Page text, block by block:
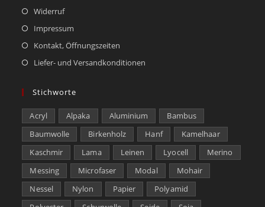
Widerruf
Impressum
Kontakt, Öffnungszeiten
Liefer- und Versandkonditionen
Stichworte
Acryl Alpaka Aluminium
Bambus
Baumwolle
Birkenholz Hanf
Kamelhaar
Kaschmir
Lama Leinen Lyocell
Merino
Messing
Microfaser Modal
Mohair
Nessel
Nylon Papier
Polyamid